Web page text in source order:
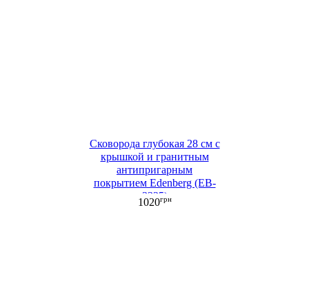
Сковорода глубокая 28 см с
крышкой и гранитным
антипригарным
покрытием Edenberg (EB-
3325)
1020грн